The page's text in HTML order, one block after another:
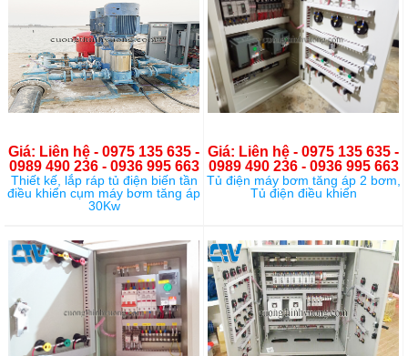
Giá: Liên hệ - 0975 135 635 -
0989 490 236 - 0936 995 663
Thiết kế, lắp ráp tủ điện biến tần
điều khiển cụm máy bơm tăng áp
30Kw
Giá: Liên hệ - 0975 135 635 -
0989 490 236 - 0936 995 663
Tủ điện máy bơm tăng áp 2 bơm,
Tủ điện điều khiển